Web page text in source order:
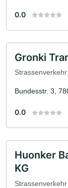
0.0
Gronki
Bundesstr. 3,
0.0
Huonker
KG
Strassenverkehr